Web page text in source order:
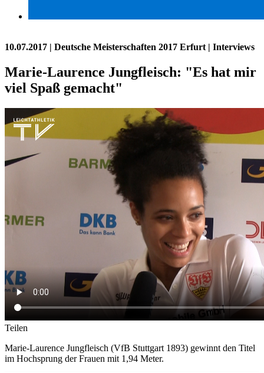
10.07.2017 | Deutsche Meisterschaften 2017 Erfurt | Interviews
Marie-Laurence Jungfleisch: "Es hat mir
viel Spaß gemacht"
Teilen
Marie-Laurence Jungfleisch (VfB Stuttgart 1893) gewinnt den Titel
im Hochsprung der Frauen mit 1,94 Meter.